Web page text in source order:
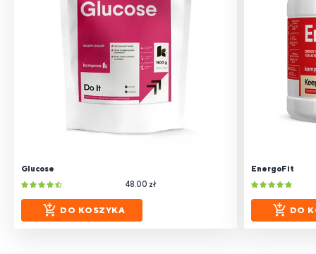
Glucose
48.00 zł
DO KOSZYKA
EnergoFit
DO